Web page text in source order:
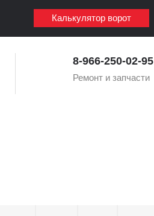
Калькулятор ворот
8-966-250-02-95
Ремонт и запчасти